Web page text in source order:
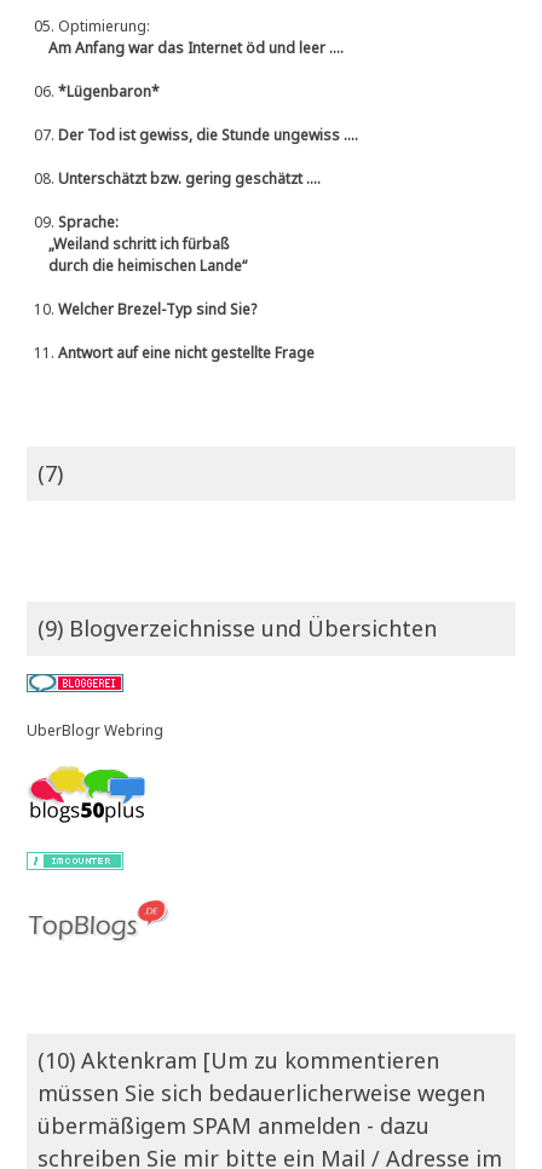
05. Optimierung:
Am Anfang war das Internet öd und leer ....
06.*Lügenbaron*
07.Der Tod ist gewiss, die Stunde ungewiss ....
08.Unterschätzt bzw. gering geschätzt ....
09.Sprache:
„Weiland schritt ich fürbaß
durch die heimischen Lande“
10.Welcher Brezel-Typ sind Sie?
11.Antwort auf eine nicht gestellte Frage
(7)
(9) Blogverzeichnisse und Übersichten
UberBlogr Webring
(10) Aktenkram [Um zu kommentieren
müssen Sie sich bedauerlicherweise wegen
übermäßigem SPAM anmelden - dazu
schreiben Sie mir bitte ein Mail / Adresse im